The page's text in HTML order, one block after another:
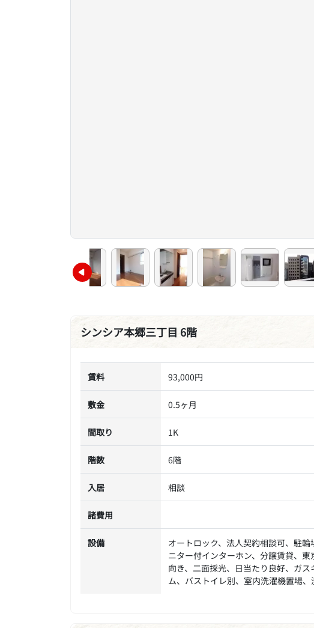
シンシア本郷三丁目 6階
賃料 93,000円
敷金 0.5ヶ月
間取り 1K
階数 6階
入居 相談
諸費用
設備
オートロック、法人契約相談可、駐
ニター付インターホン、分譲賃貸、
向き、二面採光、日当たり良好、ガ
ム、バストイレ別、室内洗濯機置場